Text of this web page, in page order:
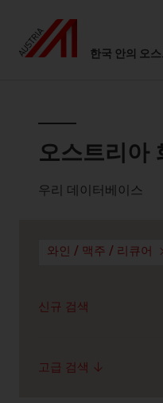
한국 안의 오
오스트리아
우리 데이터베이스
와인 / 맥주 / 리큐어
신규 검색
고급 검색